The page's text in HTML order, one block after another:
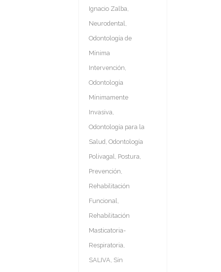
Ignacio Zalba
Neurodental
Odontología de
Mínima
Intervención
Odontología
Mínimamente
Invasiva
Odontología para la
Salud Odontología
Polivagal Postura
Prevención
Rehabilitación
Funcional
Rehabilitación
Masticatoria-
Respiratoria
SALIVA Sin